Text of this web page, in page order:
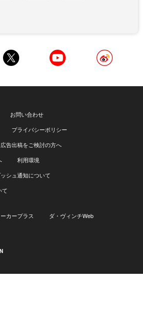
お問い合わせ
プライバシーポリシー
広告出稿をご検討の方へ
利用環境
シュ通知について
て
カープラス
ダ・ヴィンチWeb